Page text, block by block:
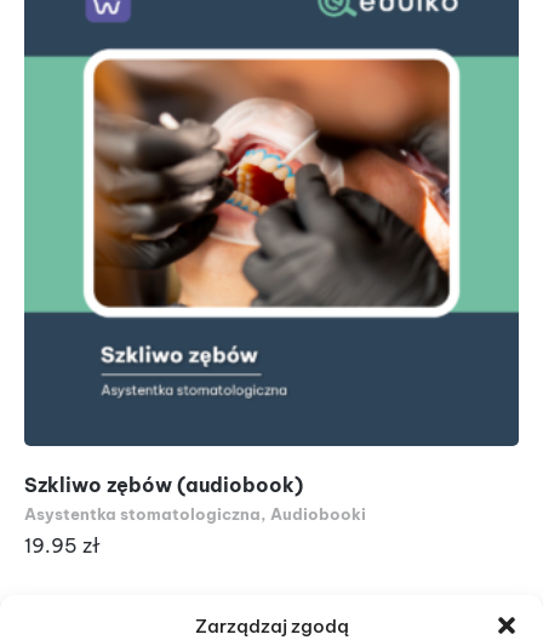
Zarządzaj zgodą
Szkliwo zębów (audiobook)
Asystentka stomatologiczna, Audiobooki
19.95 zł